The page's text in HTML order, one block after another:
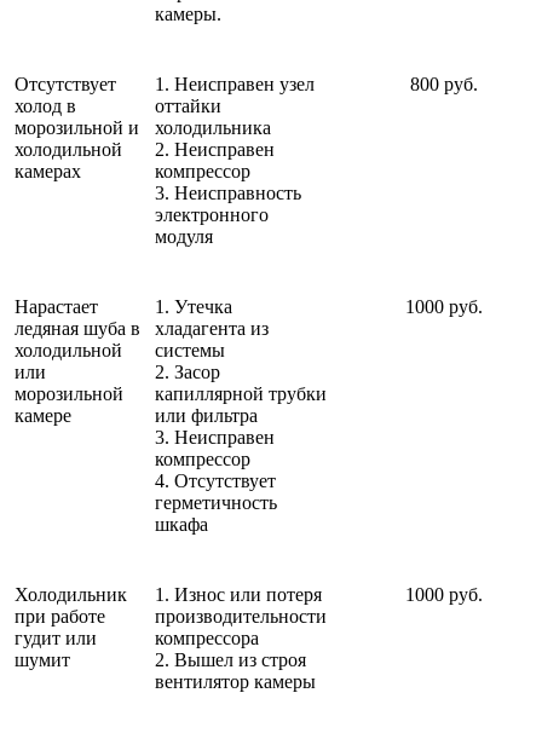
камеры.
Отсутствует
холод в
морозильной и
холодильной
камерах
1. Неисправен узел
оттайки
холодильника
2. Неисправен
компрессор
3. Неисправность
электронного
модуля
800 руб.
Нарастает
ледяная шуба в
холодильной
или
морозильной
камере
1. Утечка
хладагента из
системы
2. Засор
капиллярной трубки
или фильтра
3. Неисправен
компрессор
4. Отсутствует
герметичность
шкафа
1000 руб.
Холодильник
при работе
гудит или
шумит
1. Износ или потеря
производительности
компрессора
2. Вышел из строя
вентилятор камеры
1000 руб.